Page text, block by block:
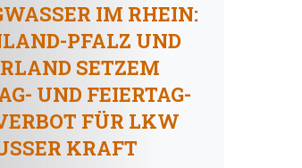
IM RHEIN:
PFALZ UND
SETZEM
UND FEIERTAG-
FÜR LKW
KRAFT